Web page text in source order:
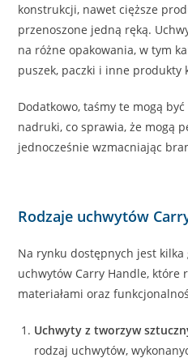
konstrukcji, nawet cięższe
przenoszone jedną ręką.
na różne opakowania, w tym
puszek, paczki i inne produkty
Dodatkowo, taśmy te mogą
nadruki, co sprawia, że mogą
jednocześnie wzmacniając
Rodzaje uchwytów
Na rynku dostępnych jest kilka
uchwytów Carry Handle, które
materiałami oraz
Uchwyty z tworzyw
rodzaj uchwytów,